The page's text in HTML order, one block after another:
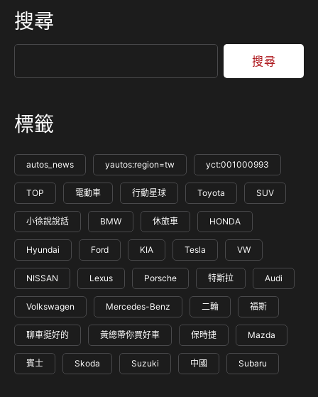
彎道支撐性足夠，又能提供高度舒適性，加上精確轉向及紮實
車身剛性回饋，開起來既高級又維持了BMW堅持的運動感。
搜尋
搜尋
標籤
autos_news yautos:region=tw yct:001000993
TOP 電動車 行動星球 Toyota SUV
小徐說說話 BMW 休旅車 HONDA
Hyundai Ford KIA Tesla VW
NISSAN Lexus Porsche 特斯拉 Audi
Volkswagen Mercedes-Benz 二輪 福斯
聊車挺好的 黃總帶你買好車 保時捷 Mazda
賓士 Skoda Suzuki 中國 Subaru